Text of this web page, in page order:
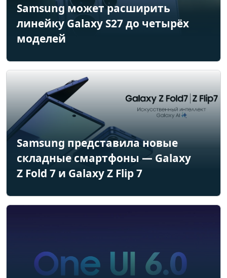
Samsung может расширить
линейку Galaxy S27 до четырёх
моделей
Samsung представила новые
складные смартфоны — Galaxy
Z Fold 7 и Galaxy Z Flip 7